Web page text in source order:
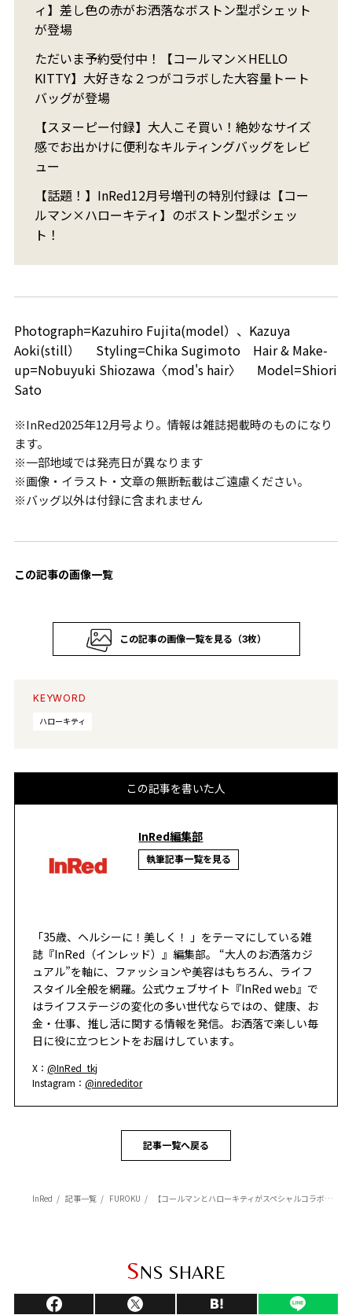
ィ】差し色の赤がお洒落なボストン型ポシェット
が登場
ただいま予約受付中！【コールマン×HELLO
KITTY】大好きな２つがコラボした大容量トート
バッグが登場
【スヌーピー付録】大人こそ買い！絶妙なサイズ
感でお出かけに便利なキルティングバッグをレビ
ュー
【話題！】InRed12月号増刊の特別付録は【コー
ルマン×ハローキティ】のボストン型ポシェッ
ト！
Photograph=Kazuhiro Fujita(model）、Kazuya
Aoki(still） Styling=Chika Sugimoto Hair & Make-
up=Nobuyuki Shiozawa〈mod's hair〉 Model=Shiori
Sato
※InRed2025年12月号より。情報は雑誌掲載時のものになり
ます。
※一部地域では発売日が異なります
※画像・イラスト・文章の無断転載はご遠慮ください。
※バッグ以外は付録に含まれません
この記事の画像一覧
この記事の画像一覧を見る（3枚）
KEYWORD
ハローキティ
この記事を書いた人
InRed編集部
執筆記事一覧を見る
「35歳、ヘルシーに！美しく！ 」をテーマにしている雑
誌『InRed（インレッド）』編集部。 “大人のお洒落カジ
ュアル”を軸に、ファッションや美容はもちろん、ライフ
スタイル全般を網羅。公式ウェブサイト『InRed web』で
はライフステージの変化の多い世代ならではの、健康、お
金・仕事、推し活に関する情報を発信。お洒落で楽しい毎
日に役に立つヒントをお届けしています。
X：@InRed_tkj
Instagram：@inrededitor
記事一覧へ戻る
InRed 記事一覧 FUROKU 【コールマンとハローキティがスペシャルコラボ！】 InRed12月号の特別付録は便利な大容量トート！
SNS SHARE